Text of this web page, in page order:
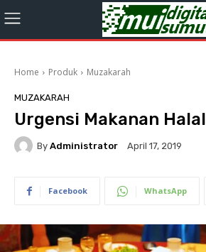
Home Produk Muzakarah
MUZAKARAH
Urgensi Makanan Halal
By Administrator April 17, 2019
Facebook WhatsApp